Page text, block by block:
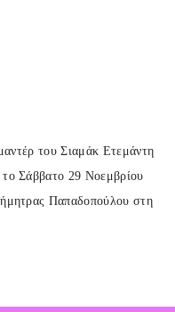
του Σιαμάκ Ετεμάντη
Σάββατο 29 Νοεμβρίου
Παπαδοπούλου στη